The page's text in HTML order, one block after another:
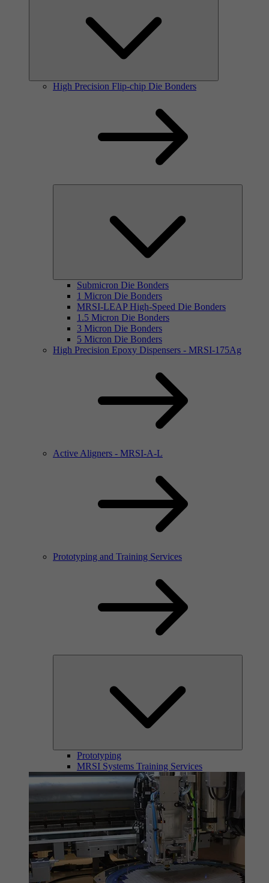
High Precision Flip-chip Die Bonders
Submicron Die Bonders
1 Micron Die Bonders
MRSI-LEAP High-Speed Die Bonders
1.5 Micron Die Bonders
3 Micron Die Bonders
5 Micron Die Bonders
High Precision Epoxy Dispensers - MRSI-175Ag
Active Aligners - MRSI-A-L
Prototyping and Training Services
Prototyping
MRSI Systems Training Services